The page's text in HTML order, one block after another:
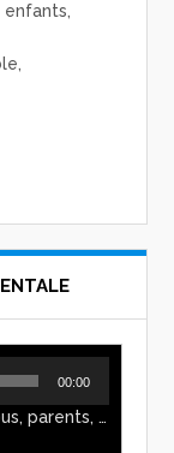
enfants,
00:00
En matière d'éducation, nous, parents, avons l'impression de faire preuve d'autorité. Mais n'est-ce pas, parfois, plutôt un jeu de pouvoir ? Ce podcast vous permettra d'y voir plus clair !